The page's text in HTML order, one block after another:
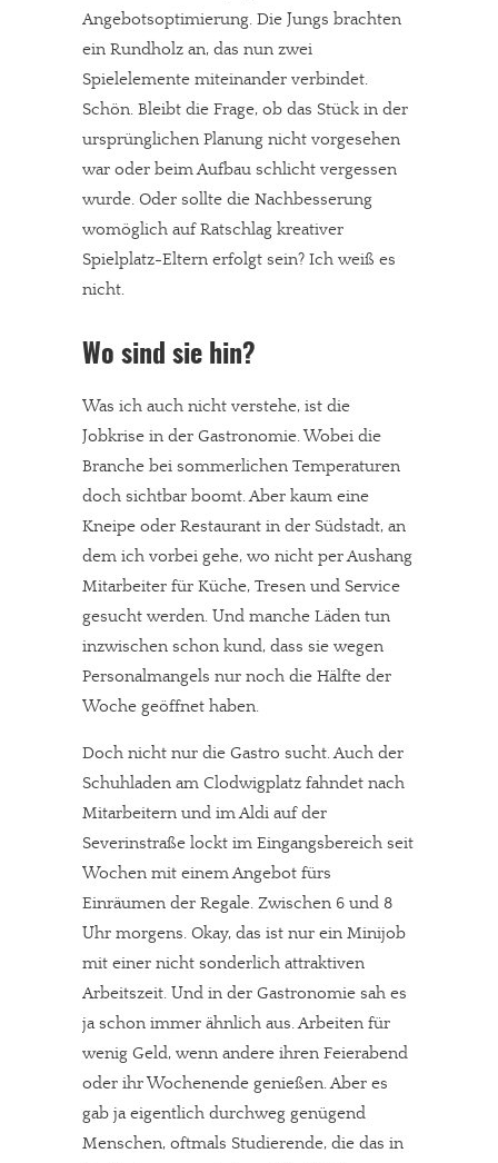
Angebotsoptimierung. Die Jungs brachten
ein Rundholz an, das nun zwei
Spielelemente miteinander verbindet.
Schön. Bleibt die Frage, ob das Stück in der
ursprünglichen Planung nicht vorgesehen
war oder beim Aufbau schlicht vergessen
wurde. Oder sollte die Nachbesserung
womöglich auf Ratschlag kreativer
Spielplatz-Eltern erfolgt sein? Ich weiß es
nicht.
Wo sind sie hin?
Was ich auch nicht verstehe, ist die
Jobkrise in der Gastronomie. Wobei die
Branche bei sommerlichen Temperaturen
doch sichtbar boomt. Aber kaum eine
Kneipe oder Restaurant in der Südstadt, an
dem ich vorbei gehe, wo nicht per Aushang
Mitarbeiter für Küche, Tresen und Service
gesucht werden. Und manche Läden tun
inzwischen schon kund, dass sie wegen
Personalmangels nur noch die Hälfte der
Woche geöffnet haben.
Doch nicht nur die Gastro sucht. Auch der
Schuhladen am Clodwigplatz fahndet nach
Mitarbeitern und im Aldi auf der
Severinstraße lockt im Eingangsbereich seit
Wochen mit einem Angebot fürs
Einräumen der Regale. Zwischen 6 und 8
Uhr morgens. Okay, das ist nur ein Minijob
mit einer nicht sonderlich attraktiven
Arbeitszeit. Und in der Gastronomie sah es
ja schon immer ähnlich aus. Arbeiten für
wenig Geld, wenn andere ihren Feierabend
oder ihr Wochenende genießen. Aber es
gab ja eigentlich durchweg genügend
Menschen, oftmals Studierende, die das in